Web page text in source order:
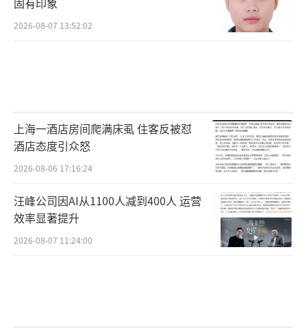
2026-08-07 13:52:02
上海一酒店房间爬满床虱 住客反被怼
酒店态度引众怒
2026-08-06 17:16:24
汪峰公司因AI从1100人减到400人 运营
效率显著提升
2026-08-07 11:24:00